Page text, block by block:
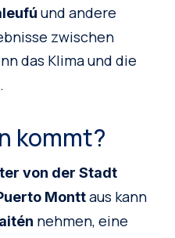
und andere
zwischen
das Klima und die
kommt?
von der Stadt
Monttaus kann
nehmen, eine